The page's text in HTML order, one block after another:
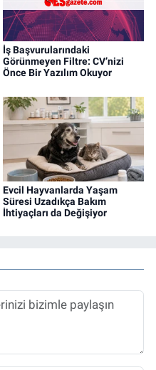
İş Başvurularındaki
Görünmeyen Filtre: CV’nizi
Önce Bir Yazılım Okuyor
Evcil Hayvanlarda Yaşam
Süresi Uzadıkça Bakım
İhtiyaçları da Değişiyor